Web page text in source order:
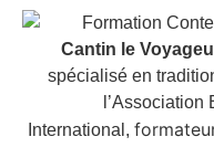
Cantin le
spécialisé en
International,